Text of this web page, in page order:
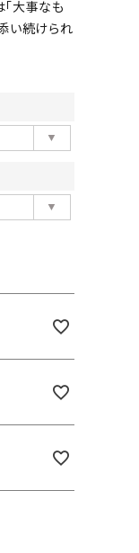
大事なも
い続けられ